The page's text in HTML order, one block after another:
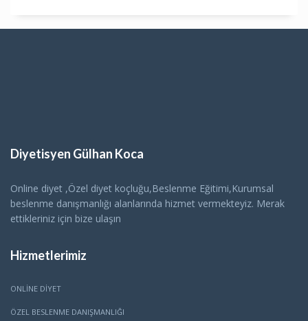
Diyetisyen Gülhan Koca
Online diyet ,Özel diyet koçluğu,Beslenme Eğitimi,Kurumsal
beslenme danışmanlığı alanlarında hizmet vermekteyiz. Merak
ettikleriniz için bize ulaşın
Hizmetlerimiz
ONLINE DIYET
ÖZEL BESLENME DANIŞMANLIĞI